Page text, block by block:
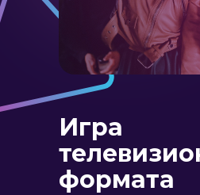
Игра
формата
Уже хочу и заказываю